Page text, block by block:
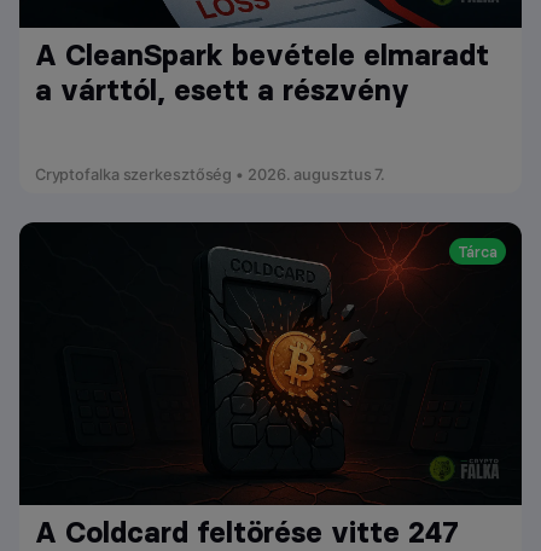
A CleanSpark bevétele elmaradt
a várttól, esett a részvény
Cryptofalka szerkesztőség • 2026. augusztus 7.
Tárca
A Coldcard feltörése vitte 247